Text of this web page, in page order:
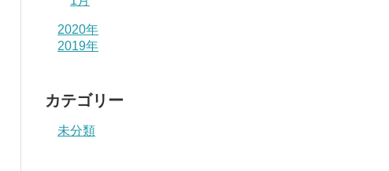
2020年
2019年
カテゴリー
未分類